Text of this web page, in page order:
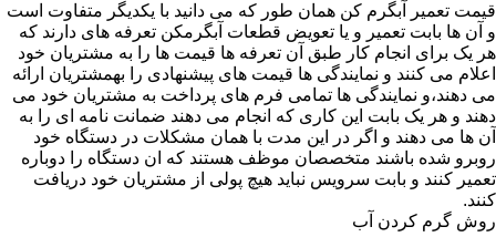
قیمت تعمیر آبگرم کن همان طور که می دانید با یکدیگر متفاوت است
و آن ها بابت تعمیر و یا تعویض قطعات آبگرمکن تعرفه های دارند که
هر یک برای انجام کار طبق آن تعرفه ها قیمت ها را به مشتریان خود
اعلام می کنند و نمایندگی ها قیمت های پیشنهادی را بهمشتریان ارائه
می دهند،و نمایندگی ها تمامی فرم های پرداخت به مشتریان خود می
دهند و هر یک بابت این کاری که انجام می دهند ضمانت نامه ای را به
آن ها می دهند و اگر در این مدت با همان مشکلات در دستگاه خود
روبرو شده باشند متخصصان موظف هستند که ان دستگاه را دوباره
تعمیر کنند و بابت سرویس نباید هیچ پولی از مشتریان خود دریافت
کنند.
روش گرم کردن آب